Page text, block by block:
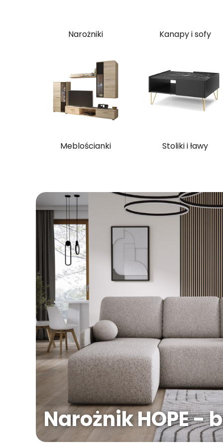
Narożniki Kanapy i sofy
Meblościanki Stoliki i ławy
Narożnik HOPE -